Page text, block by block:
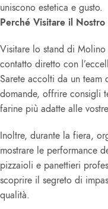
uniscono estetica e gusto.
Perché Visitare il Nostro
Visitare lo stand di
contatto diretto con
Sarete accolti da un team
domande, offrire consigli
farine più adatte alle
Inoltre, durante la fiera,
mostrare le performance
pizzaioli e panettieri
scoprire il segreto di
qualità.